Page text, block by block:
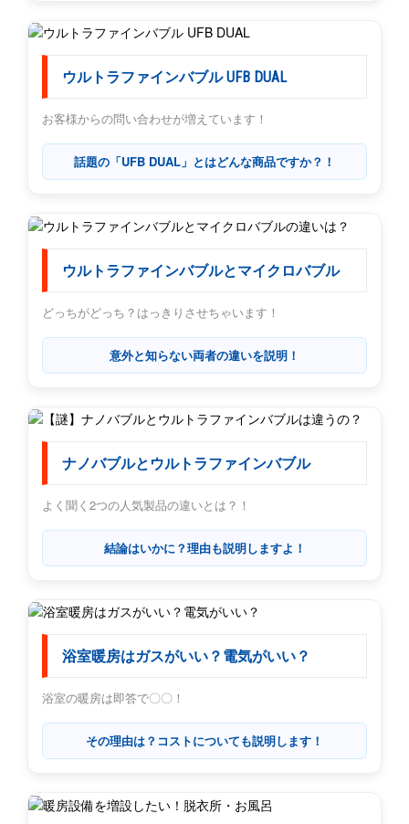
ウルトラファインバブル UFB DUAL
お客様からの問い合わせが増えています！
話題の「UFB DUAL」とはどんな商品ですか？！
ウルトラファインバブルとマイクロバブル
どっちがどっち？はっきりさせちゃいます！
意外と知らない両者の違いを説明！
ナノバブルとウルトラファインバブル
よく聞く2つの人気製品の違いとは？！
結論はいかに？理由も説明しますよ！
浴室暖房はガスがいい？電気がいい？
浴室の暖房は即答で〇〇！
その理由は？コストについても説明します！